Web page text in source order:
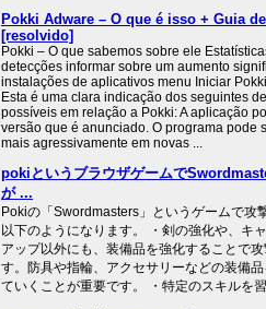
Pokki Adware – O que é isso + Guia
[resolvido]
Pokki – O que sabemos sobre ele
detecções informar sobre um aumento
instalações de aplicativos menu Iniciar
Esta é uma clara indicação dos seguintes
possíveis em relação a Pokki: A aplicação
versão que é anunciado. O programa pode
mais agressivamente em novas ...
pokiというブラウザゲームで
が ...
Pokiの「Swordmasters」というゲームで攻
以下のようになります。 ・剣の強化や、キ
アップ以外にも、装備品を強化することで
す。防具や指輪、アクセサリーなどの装備
ていくことが重要です。 ・特定のスキルを